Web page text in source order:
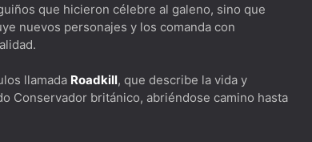
miembro del Kiss Army
que hicieron célebre al galeno, sino que
nuevos personajes y los comanda con
llamada Roadkill, que describe la vida y
Conservador británico, abriéndose camino hasta